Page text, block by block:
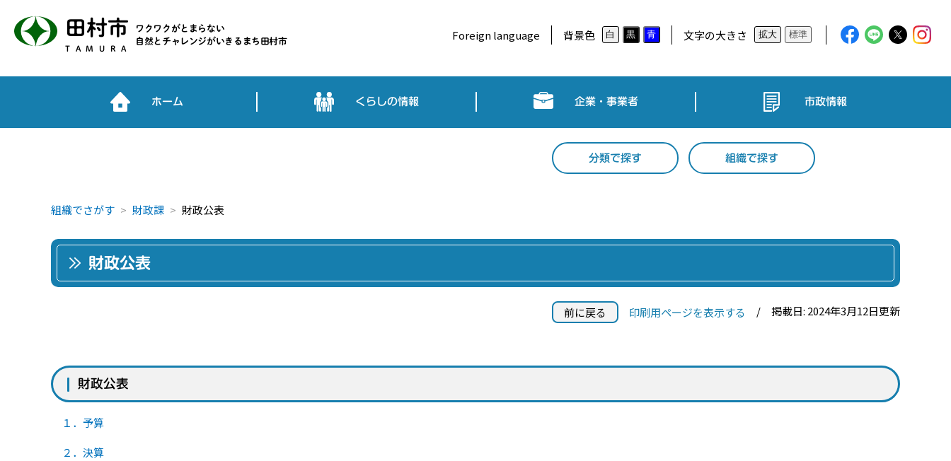
田村市
TAMURA
ワクワクがとまらない
自然とチャレンジがいきるまち田村市
Foreign language 背景色 白 黒 青 文字の大きさ 拡大 標準
ホーム くらしの情報 企業・事業者 市政情報
分類で探す 組織で探す
組織でさがす 財政課 財政公表
財政公表
前に戻る 印刷用ページを表示する 掲載日: 2024年3月12日更新
財政公表
１．予算
２．決算